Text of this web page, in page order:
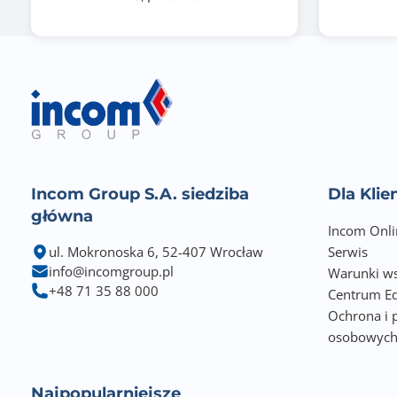
Gwarancja producenta [mies.]
Incom Group S.A. siedziba
główna
ul. Mokronoska 6, 52-407 Wrocław
info@incomgroup.pl
+48 71 35 88 000
Dla
Incom
Serwis
Warunki
Centrum
Ochrona i
osobowych